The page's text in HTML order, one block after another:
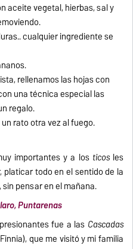
aceite vegetal, hierbas, sal y
cualquier ingrediente se
rellenamos las hojas con
una técnica especial las
regalo.
rato otra vez al fuego.
importantes y a los ticosles
todo en el sentido de la
pensar en el mañana.
Puntarenas
fue a las Cascadas
que me visitó y mi familia